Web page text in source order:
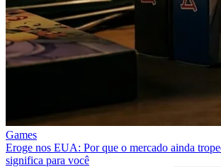
Games
Eroge nos EUA: Por que o mercado ainda
significa para você